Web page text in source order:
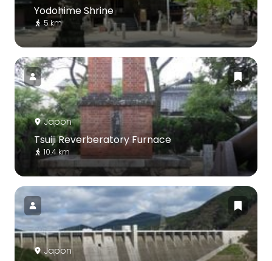
Yodohime Shrine
5 km
Japon
Tsuiji Reverberatory Furnace
10.4 km
Japon